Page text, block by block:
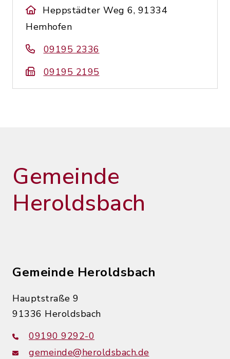
Heppstädter Weg 6, 91334
Hemhofen
09195 2336
09195 2195
Gemeinde
Heroldsbach
Gemeinde Heroldsbach
Hauptstraße 9
91336 Heroldsbach
09190 9292-0
gemeinde@heroldsbach.de